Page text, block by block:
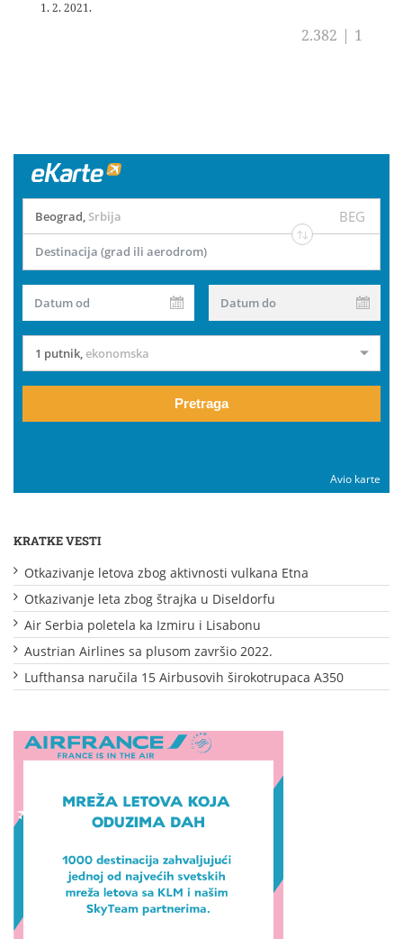
1. 2. 2021.
2.382 | 1
Beograd Srbija BEG
Destinacija (grad ili aerodrom)
Datum od Datum do
1 putnik ekonomska
Pretraga
Avio karte
KRATKE VESTI
Otkazivanje letova zbog aktivnosti vulkana Etna
Otkazivanje leta zbog štrajka u Diseldorfu
Air Serbia poletela ka Izmiru i Lisabonu
Austrian Airlines sa plusom završio 2022.
Lufthansa naručila 15 Airbusovih širokotrupaca A350